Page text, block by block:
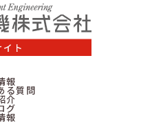
報
る質問
介
グ
報